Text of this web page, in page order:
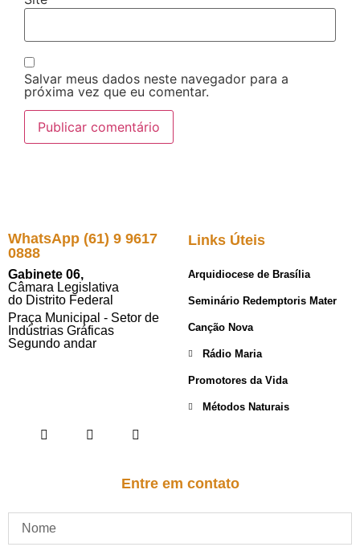
Salvar meus dados neste navegador para a
próxima vez que eu comentar.
WhatsApp (61) 9 9617
0888
Gabinete 06,
Câmara Legislativa
do Distrito Federal
Praça Municipal - Setor de
Indústrias Gráficas
Segundo andar
Links Úteis
Arquidiocese de Brasília
Seminário Redemptoris Mater
Canção Nova
Rádio Maria
Promotores da Vida
Métodos Naturais
Entre em contato